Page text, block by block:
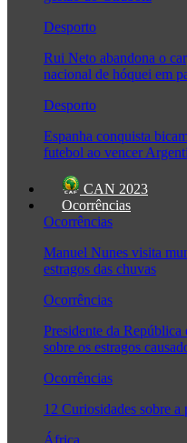
Desporto
Rui Neto abandona o
nacional de hóquei em
Desporto
Espanha conquista
futebol ao vencer
CAN 2023
Ocorrências
Ocorrências
Manuel Nunes visita
estragos das chuvas
Ocorrências
Presidente da República
sobre os estragos
Ocorrências
12 Curiosidades sobre a
África